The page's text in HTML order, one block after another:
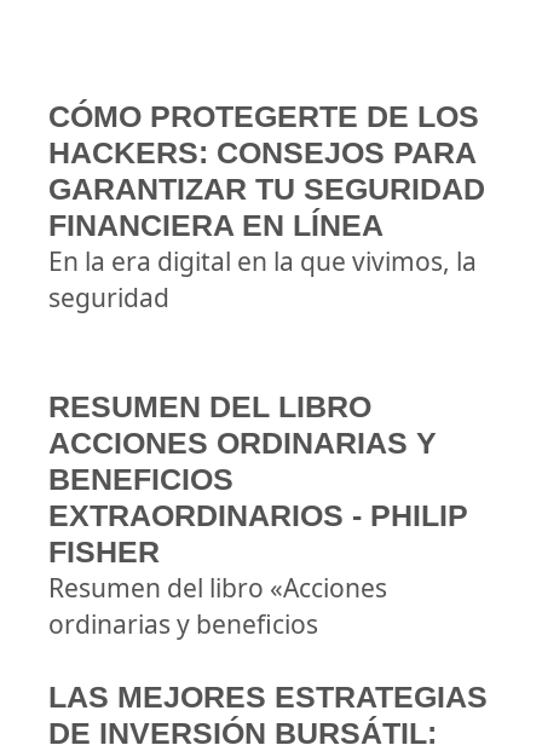
CÓMO PROTEGERTE DE LOS
HACKERS: CONSEJOS PARA
GARANTIZAR TU SEGURIDAD
FINANCIERA EN LÍNEA
En la era digital en la que vivimos, la
seguridad
RESUMEN DEL LIBRO
ACCIONES ORDINARIAS Y
BENEFICIOS
EXTRAORDINARIOS - PHILIP
FISHER
Resumen del libro «Acciones
ordinarias y beneficios
LAS MEJORES ESTRATEGIAS
DE INVERSIÓN BURSÁTIL: